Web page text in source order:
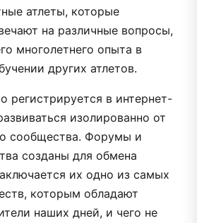
атлеты, которые
на различные вопросы,
многолетнего опыта в
других атлетов.
регистрируется в интернет-
изолированно от
сообщества. Форумы и
созданы для обмена
их одно из самых
которым обладают
наших дней, и чего не